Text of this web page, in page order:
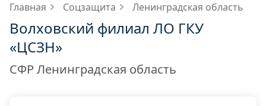
Главная Соцзащита Ленинградская область
Волховский филиал ЛО ГКУ
«ЦСЗН»
СФР Ленинградская область